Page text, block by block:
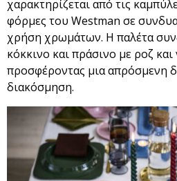
χαρακτηρίζεται από τις
φόρμες του Westman σε
χρήση χρωμάτων. Η παλέτα
κόκκινο και πράσινο με ροζ
προσφέροντας μια απρόσμενη
διακόσμηση.